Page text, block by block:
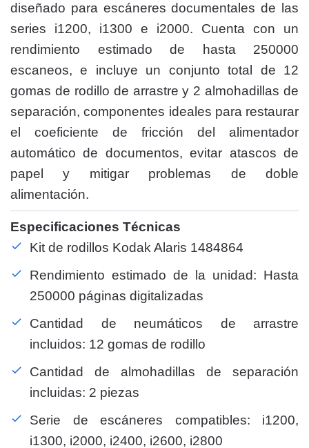
diseñado para escáneres documentales de las
series i1200, i1300 e i2000. Cuenta con un
rendimiento estimado de hasta 250000
escaneos, e incluye un conjunto total de 12
gomas de rodillo de arrastre y 2 almohadillas de
separación, componentes ideales para restaurar
el coeficiente de fricción del alimentador
automático de documentos, evitar atascos de
papel y mitigar problemas de doble
alimentación.
Especificaciones Técnicas
Kit de rodillos Kodak Alaris 1484864
Rendimiento estimado de la unidad: Hasta
250000 páginas digitalizadas
Cantidad de neumáticos de arrastre
incluidos: 12 gomas de rodillo
Cantidad de almohadillas de separación
incluidas: 2 piezas
Serie de escáneres compatibles: i1200,
i1300, i2000, i2400, i2600, i2800